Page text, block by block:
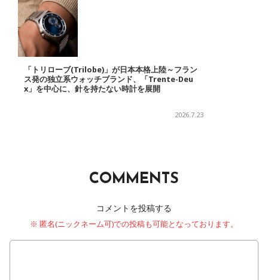
「トリローブ(Trilobe)」が日本本格上陸～フラン
ス発の独立系ウォッチブランド、「Trente-Deu
x」を中心に、針を持たない時計を展開
2026.7.23
COMMENTS
コメントを投稿する
※ 匿名(ニックネーム可)での投稿も可能となっております。